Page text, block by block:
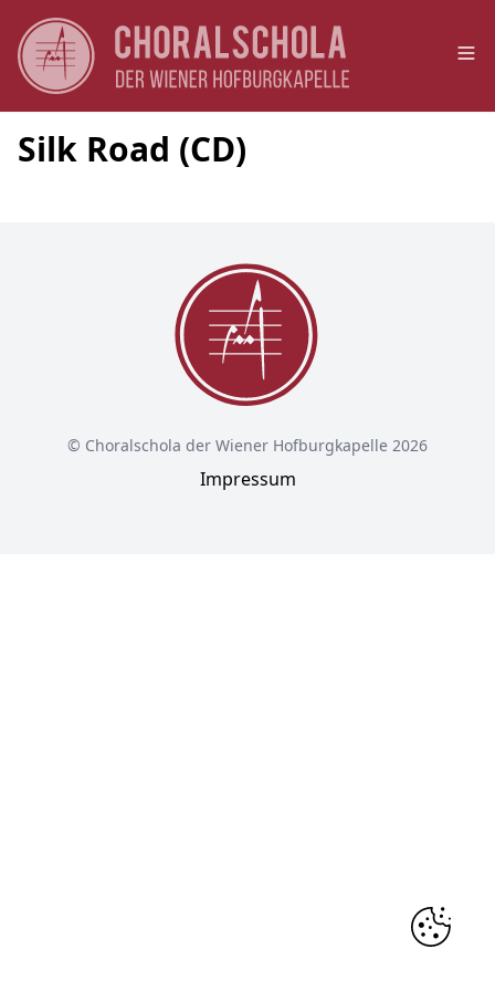
Silk Road (CD)
© Choralschola der Wiener Hofburgkapelle 2026
Impressum